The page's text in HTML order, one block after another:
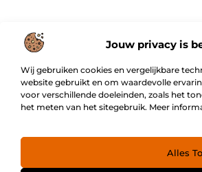
Jouw privacy is
Wij gebruiken cookies en vergelijkbare
website gebruikt en om waardevolle
voor verschillende doeleinden, zoals het
het meten van het sitegebruik. Meer
Alles